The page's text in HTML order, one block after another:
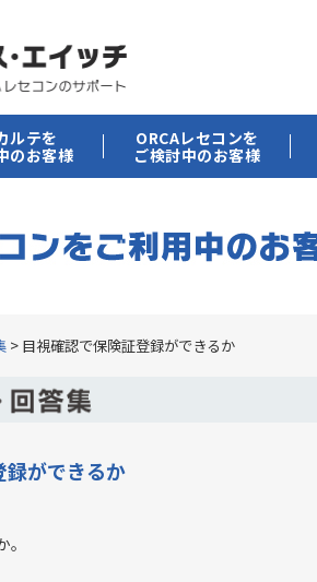
ルテを
のお客様
ORCAレセコンを
ご検討中のお客様
> 目視確認で保険証登録ができるか
録ができるか